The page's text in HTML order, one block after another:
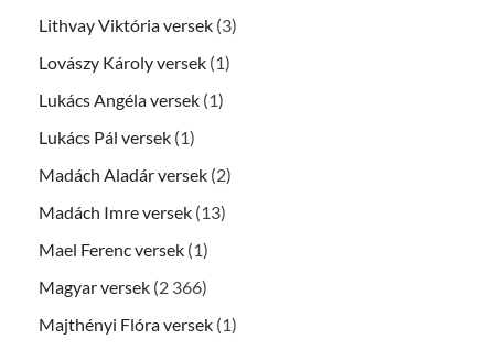
Lithvay Viktória versek (3)
Lovászy Károly versek (1)
Lukács Angéla versek (1)
Lukács Pál versek (1)
Madách Aladár versek (2)
Madách Imre versek (13)
Mael Ferenc versek (1)
Magyar versek (2 366)
Majthényi Flóra versek (1)